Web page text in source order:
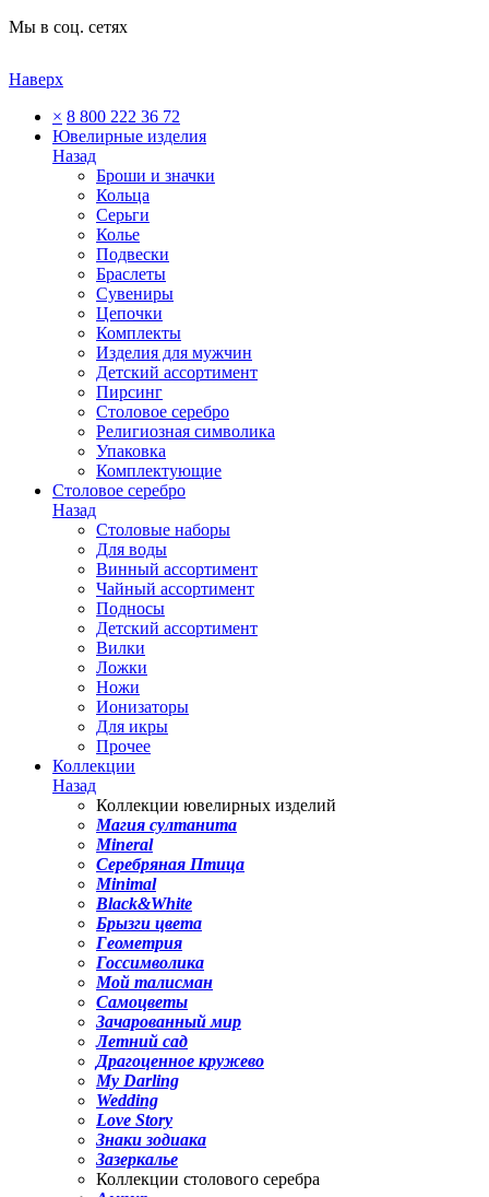
Мы в соц. сетях
Наверх
× 8 800 222 36 72
Ювелирные изделия
Назад
Броши и значки
Кольца
Серьги
Колье
Подвески
Браслеты
Сувениры
Цепочки
Комплекты
Изделия для мужчин
Детский ассортимент
Пирсинг
Столовое серебро
Религиозная символика
Упаковка
Комплектующие
Столовое серебро
Назад
Столовые наборы
Для воды
Винный ассортимент
Чайный ассортимент
Подносы
Детский ассортимент
Вилки
Ложки
Ножи
Ионизаторы
Для икры
Прочее
Коллекции
Назад
Коллекции ювелирных изделий
Магия султанита
Mineral
Серебряная Птица
Minimal
Black&White
Брызги цвета
Геометрия
Госсимволика
Мой талисман
Самоцветы
Зачарованный мир
Летний сад
Драгоценное кружево
My Darling
Wedding
Love Story
Знаки зодиака
Зазеркалье
Коллекции столового серебра